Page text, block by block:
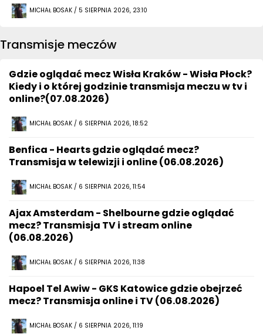
MICHAŁ BOSAK / 5 SIERPNIA 2026, 23:10
Transmisje meczów
Gdzie oglądać mecz Wisła Kraków - Wisła Płock?
Kiedy i o której godzinie transmisja meczu w tv i
online?(07.08.2026)
MICHAŁ BOSAK / 6 SIERPNIA 2026, 18:52
Benfica - Hearts gdzie oglądać mecz?
Transmisja w telewizji i online (06.08.2026)
MICHAŁ BOSAK / 6 SIERPNIA 2026, 11:54
Ajax Amsterdam - Shelbourne gdzie oglądać
mecz? Transmisja TV i stream online
(06.08.2026)
MICHAŁ BOSAK / 6 SIERPNIA 2026, 11:38
Hapoel Tel Awiw - GKS Katowice gdzie obejrzeć
mecz? Transmisja online i TV (06.08.2026)
MICHAŁ BOSAK / 6 SIERPNIA 2026, 11:19